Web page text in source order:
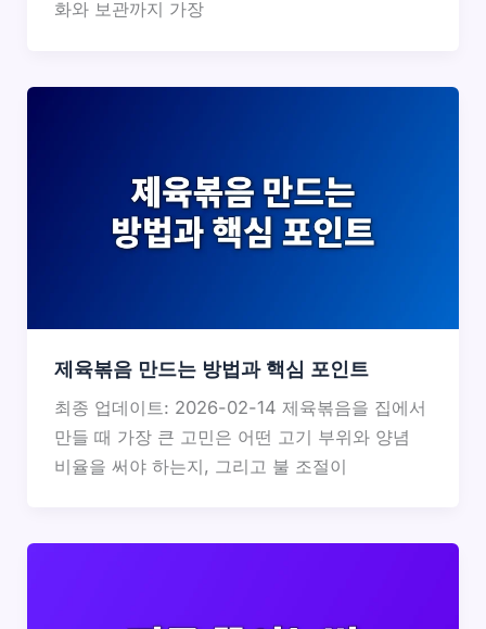
화와 보관까지 가장
제육볶음 만드는 방법과 핵심 포인트
최종 업데이트: 2026-02-14 제육볶음을 집에서
만들 때 가장 큰 고민은 어떤 고기 부위와 양념
비율을 써야 하는지, 그리고 불 조절이